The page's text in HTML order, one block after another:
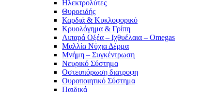
Ηλεκτρολύτες
Θυροειδής
Καρδιά & Κυκλοφορικό
Κρυολόγημα & Γρίπη
Λιπαρά Οξέα – Ιχθυέλαια – Omegas
Μαλλία Νύχια Δέρμα
Μνήμη – Συγκέντρωση
Νευρικό Σύστημα
Οστεοπόρωση διατροφη
Ουροποιητικό Σύστημα
Παιδικά